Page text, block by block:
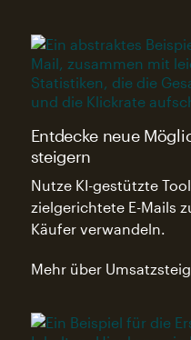
Entdecke neue
steigern
Nutze KI-gestützte
zielgerichtete E-Mails
Käufer verwandeln.
Mehr über